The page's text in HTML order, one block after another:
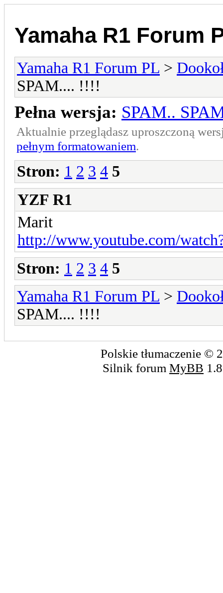
Yamaha R1 Forum
Yamaha R1 Forum PL >
SPAM.... !!!!
Pełna wersja: SPAM..
Aktualnie przeglądasz uproszczoną
pełnym formatowaniem.
Stron: 1 2 3 4 5
YZF R1
Marit
http://www.youtube.com/
Stron: 1 2 3 4 5
Yamaha R1 Forum PL >
SPAM.... !!!!
Polskie tłumaczenie ©
Silnik forum MyBB